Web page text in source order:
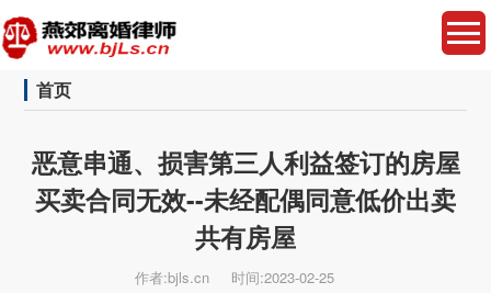
首页
恶意串通、损害第三人利益签订的房屋
买卖合同无效--未经配偶同意低价出卖
共有房屋
作者:bjls.cn 时间:2023-02-25